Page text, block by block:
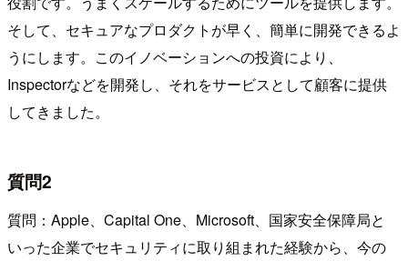
そして、セキュアなプロダクトが早く、簡単に開発できるよ
うにします。このイノベーションへの投資により、
Inspectorなどを開発し、それをサービスとして顧客に提供
してきました。
質問2
質問：Apple、Capital One、Microsoft、国家安全保障局と
いった企業でセキュリティに取り組まれた経験から、今の